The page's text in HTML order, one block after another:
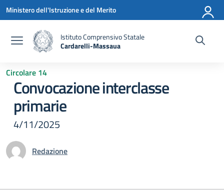
Vai ai contenuti
Vai al menu di navigazione
Vai al footer
Ministero dell'Istruzione e del Merito
Istituto Comprensivo Statale
Cardarelli-Massaua
Circolare 14
Convocazione interclasse
primarie
4/11/2025
Redazione